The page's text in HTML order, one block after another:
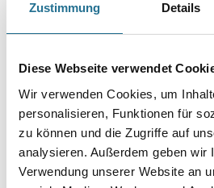
Zustimmung Details
Diese Webseite verwendet
Wir verwenden Cookies, um
personalisieren, Funktionen für
zu können und die Zugriffe auf
analysieren. Außerdem geben wir
Verwendung unserer Website an
WD Lichtensteiner Profil 5299
AK